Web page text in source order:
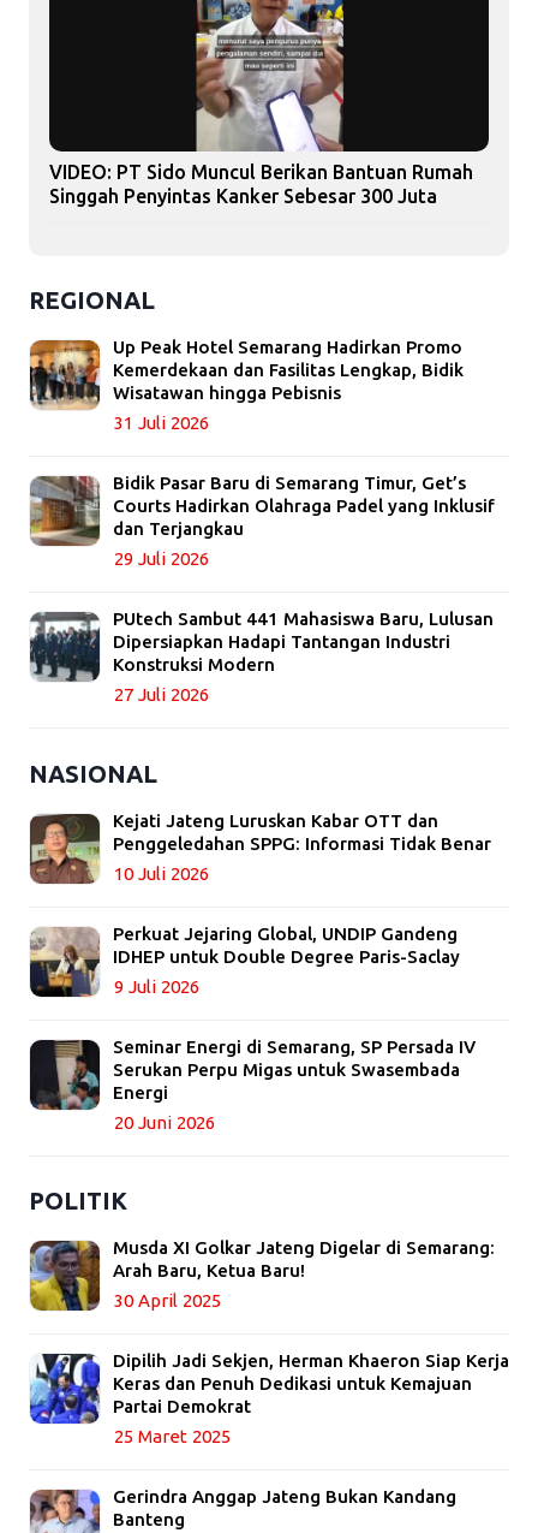
VIDEO: PT Sido Muncul Berikan Bantuan Rumah
Singgah Penyintas Kanker Sebesar 300 Juta
REGIONAL
Up Peak Hotel Semarang Hadirkan Promo
Kemerdekaan dan Fasilitas Lengkap, Bidik
Wisatawan hingga Pebisnis
31 Juli 2026
Bidik Pasar Baru di Semarang Timur, Get’s
Courts Hadirkan Olahraga Padel yang Inklusif
dan Terjangkau
29 Juli 2026
PUtech Sambut 441 Mahasiswa Baru, Lulusan
Dipersiapkan Hadapi Tantangan Industri
Konstruksi Modern
27 Juli 2026
NASIONAL
Kejati Jateng Luruskan Kabar OTT dan
Penggeledahan SPPG: Informasi Tidak Benar
10 Juli 2026
Perkuat Jejaring Global, UNDIP Gandeng
IDHEP untuk Double Degree Paris-Saclay
9 Juli 2026
Seminar Energi di Semarang, SP Persada IV
Serukan Perpu Migas untuk Swasembada
Energi
20 Juni 2026
POLITIK
Musda XI Golkar Jateng Digelar di Semarang:
Arah Baru, Ketua Baru!
30 April 2025
Dipilih Jadi Sekjen, Herman Khaeron Siap Kerja
Keras dan Penuh Dedikasi untuk Kemajuan
Partai Demokrat
25 Maret 2025
Gerindra Anggap Jateng Bukan Kandang
Banteng